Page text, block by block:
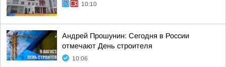
10:10
Андрей Прошунин: Сегодня в России
отмечают День строителя
10:06